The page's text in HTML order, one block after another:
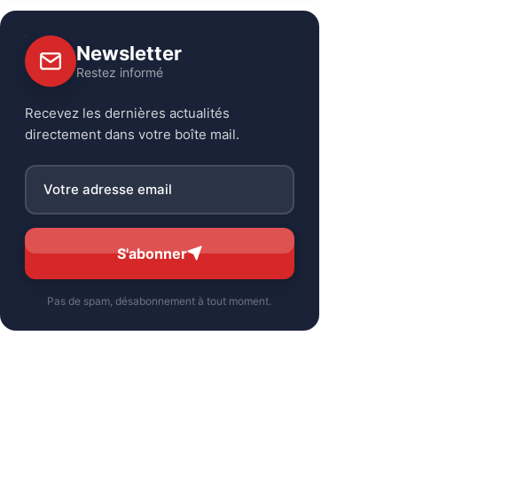
Newsletter
Restez informé
Recevez les dernières actualités
directement dans votre boîte mail.
S'abonner
Pas de spam, désabonnement à tout moment.